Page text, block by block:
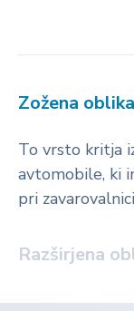
Zožena
To vrsto kritja
avtomobile, ki
pri
Razširjena